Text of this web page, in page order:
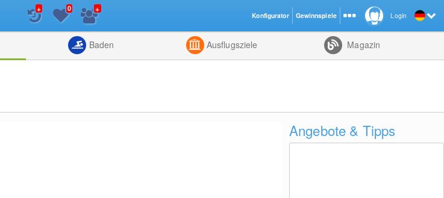
Listenansicht
Kombiniert
+ 0 +
Baden Ausflugsziele Magazin
Angebote & Tipps
Login
Konfigurator Gewinnspiele